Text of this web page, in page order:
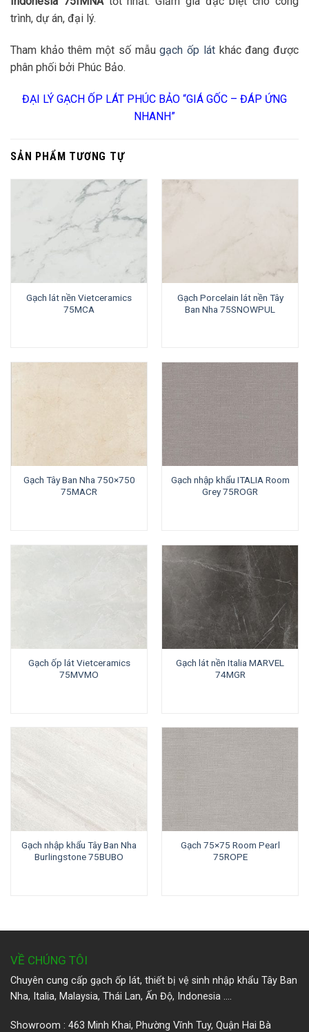
trình, dự án, đại lý.
Tham khảo thêm một số mẫugạch ốp látkhác đang được
phân phối bởi Phúc Bảo.
ĐẠI LÝ GẠCH ỐP LÁT PHÚC BẢO “GIÁ GỐC – ĐÁP ỨNG
NHANH”
SẢN PHẨM TƯƠNG TỰ
Gạch lát nền Vietceramics
75MCA
Gạch Porcelain lát nền Tây
Ban Nha 75SNOWPUL
Gạch Tây Ban Nha 750×750
75MACR
Gạch nhập khẩu ITALIA Room
Grey 75ROGR
Gạch ốp lát Vietceramics
75MVMO
Gạch lát nền Italia MARVEL
74MGR
Gạch nhập khẩu Tây Ban Nha
Burlingstone 75BUBO
Gạch 75×75 Room Pearl
75ROPE
VỀ CHÚNG TÔI
Chuyên cung cấp gạch ốp lát, thiết bị vệ sinh nhập khẩu Tây Ban
Nha, Italia, Malaysia, Thái Lan, Ấn Độ, Indonesia ….
Showroom : 463 Minh Khai, Phường Vĩnh Tuy, Quận Hai Bà